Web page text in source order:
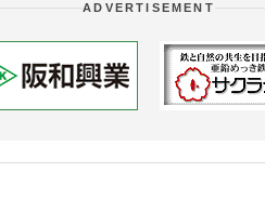
ADVERTISEMENT